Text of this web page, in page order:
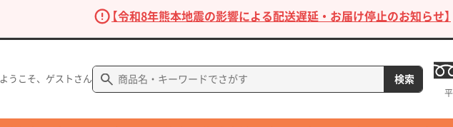
【令和8年熊本地震の影響による配送遅延・お届け停止のお知らせ】
ようこそ、ゲストさん